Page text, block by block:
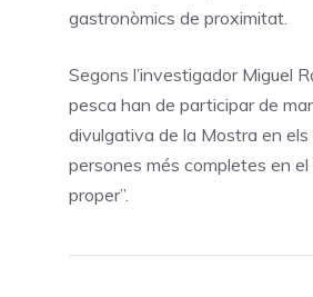
gastronòmics de proximitat.
Segons l’investigador Miguel
pesca han de participar de
divulgativa de la Mostra en
persones més completes en
proper”.